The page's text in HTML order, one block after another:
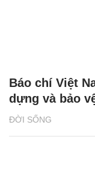
ĐỜI SỐNG
Báo chí Việt
dựng và bảo